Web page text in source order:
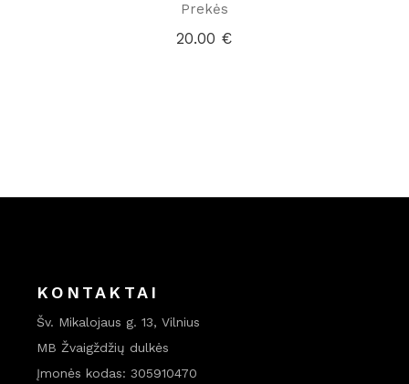
Prekės
20.00 €
KONTAKTAI
Šv. Mikalojaus g. 13, Vilnius
MB Žvaigždžių dulkės
Įmonės kodas: 305910470